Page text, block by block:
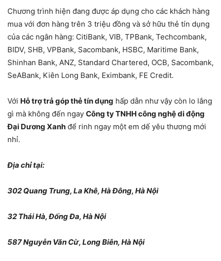
Chương trình hiện đang được áp dụng cho các khách hàng
mua với đơn hàng trên 3 triệu đồng và sở hữu thẻ tín dụng
của các ngân hàng: CitiBank, VIB, TPBank, Techcombank,
BIDV, SHB, VPBank, Sacombank, HSBC, Maritime Bank,
Shinhan Bank, ANZ, Standard Chartered, OCB, Sacombank,
SeABank, Kiên Long Bank, Eximbank, FE Credit.
Với Hỗ trợ trả góp thẻ tín dụng hấp dẫn như vậy còn lo lắng
gì mà không đến ngay Công ty TNHH công nghệ di động
Đại Dương Xanh để rinh ngay một em dế yêu thương mới
nhỉ.
Địa chỉ tại:
302 Quang Trung, La Khê, Hà Đông, Hà Nội
32 Thái Hà, Đống Đa, Hà Nội
587 Nguyễn Văn Cừ, Long Biên, Hà Nội